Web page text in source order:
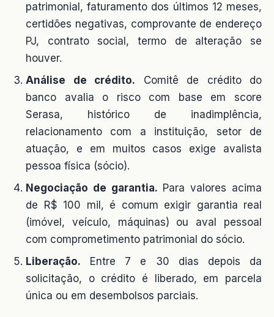
patrimonial, faturamento dos últimos 12 meses,
certidões negativas, comprovante de endereço
PJ, contrato social, termo de alteração se
houver.
Análise de crédito. Comitê de crédito do
banco avalia o risco com base em score
Serasa, histórico de inadimplência,
relacionamento com a instituição, setor de
atuação, e em muitos casos exige avalista
pessoa física (sócio).
Negociação de garantia. Para valores acima
de R$ 100 mil, é comum exigir garantia real
(imóvel, veículo, máquinas) ou aval pessoal
com comprometimento patrimonial do sócio.
Liberação. Entre 7 e 30 dias depois da
solicitação, o crédito é liberado, em parcela
única ou em desembolsos parciais.